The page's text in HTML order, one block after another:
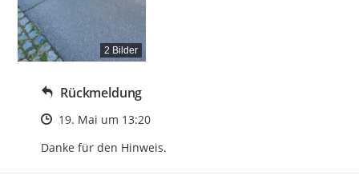
2 Bilder
Rückmeldung
Zeitpunkt des Erstellens
19. Mai um 13:20
Danke für den Hinweis.